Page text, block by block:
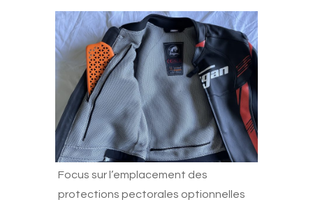
Focus sur l’emplacement des
protections pectorales optionnelles